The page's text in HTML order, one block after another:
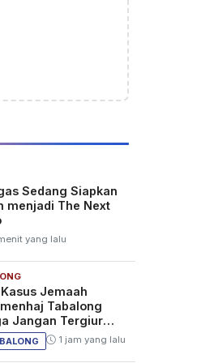
Sedang Siapkan
menjadi The Next
yang lalu
Jemaah
Tabalong
Jangan Tergiur
1 jam yang lalu